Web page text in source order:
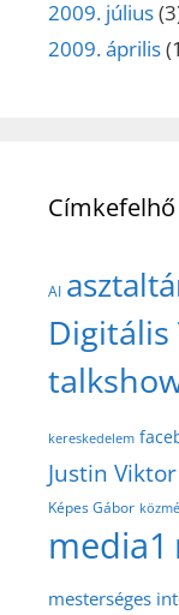
2009. július
2009. április
Címkefelhő
AI
Digitális
kereskedelem
Justin Viktor
Képes Gábor
media1
mesterséges